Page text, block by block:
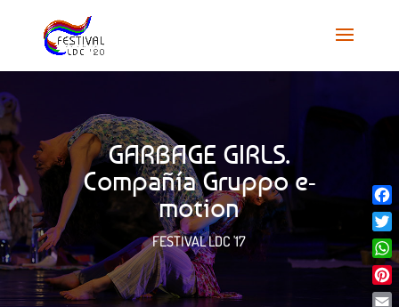
GARBAGE GIRLS.
Compañía Gruppo e-
motion
FESTIVAL LDC '17